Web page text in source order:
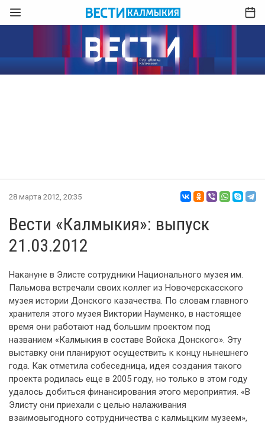
28 марта 2012, 20:35
Вести «Калмыкия»: выпуск
21.03.2012
Накануне в Элисте сотрудники Национального музея им.
Пальмова встречали своих коллег из Новочерскасского
музея истории Донского казачества. По словам главного
хранителя этого музея Виктории Науменко, в настоящее
время они работают над большим проектом под
названием «Калмыкия в составе Войска Донского». Эту
выставку они планируют осуществить к концу нынешнего
года. Как отметила собеседница, идея создания такого
проекта родилась еще в 2005 году, но только в этом году
удалось добиться финансирования этого мероприятия. «В
Элисту они приехали с целью налаживания
взаимовыгодного сотрудничества с калмыцким музеем»,